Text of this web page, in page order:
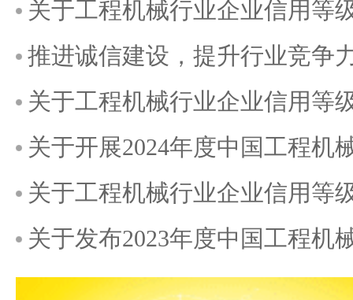
关于工程机械行业企业信用等
推进诚信建设，提升行业竞
关于工程机械行业企业信用等
关于开展2024年度中国工程机
关于工程机械行业企业信用等
关于发布2023年度中国工程机